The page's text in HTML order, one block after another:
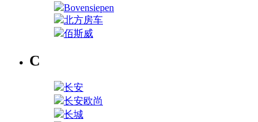
Bovensiepen
北方房车
佰斯威
C
长安
长安欧尚
长城